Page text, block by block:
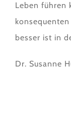
Leben führen
besser ist in
Dr. Susanne